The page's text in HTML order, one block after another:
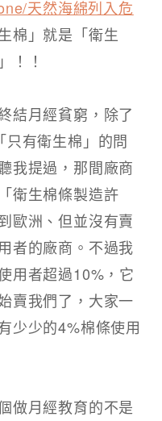
天然海綿列入危
棉」就是「衛生
！！​
結月經貧窮，除了
有衛生棉」的問
我提過，那間廠商
衛生棉條製造許
歐洲、但並沒有賣
者的廠商。不過我
用者超過10%，它
賣我們了，大家一
少少的4%棉條使用
做月經教育的不是